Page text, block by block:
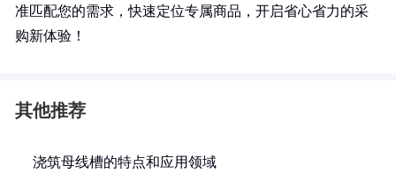
准匹配您的需求，快速定位专属商品，开启省心省力的采
购新体验！
其他推荐
浇筑母线槽的特点和应用领域